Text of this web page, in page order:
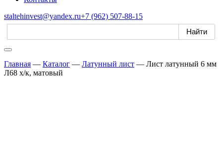
staltehinvest@yandex.ru+7 (962) 507-88-15
Главная — Каталог — Латунный лист — Лист латунный 6 мм
Л68 х/к, матовый